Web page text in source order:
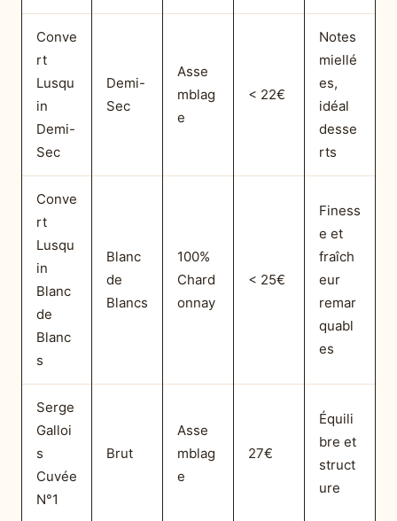
Conve
rt
Lusqu
in
Demi-
Sec
Demi-
Sec
Asse
mblag
e
< 22€
Notes
miellé
es,
idéal
desse
rts
Conve
rt
Lusqu
in
Blanc
de
Blanc
s
Blanc
de
Blancs
100%
Chard
onnay
< 25€
Finess
e et
fraîch
eur
remar
quabl
es
Serge
Galloi
s
Cuvée
N°1
Brut
Asse
mblag
e
27€
Équili
bre et
struct
ure